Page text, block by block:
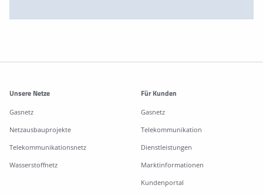
Weitere Informationen
Unsere Netze
Gasnetz
Netzausbauprojekte
Telekommunikationsnetz
Wasserstoffnetz
Für Kunden
Gasnetz
Telekommunikation
Dienstleistungen
Marktinformationen
Kundenportal